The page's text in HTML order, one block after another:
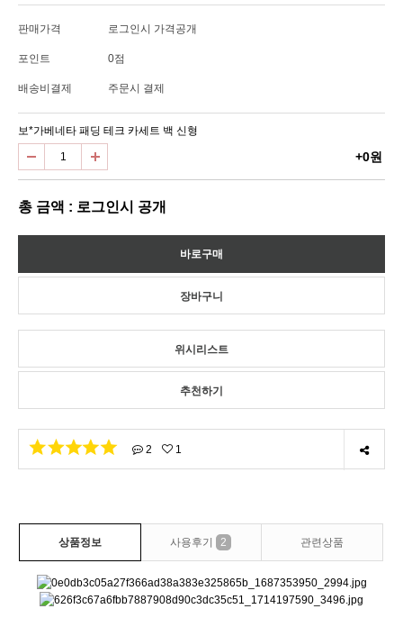
판매가격 로그인시 가격공개
포인트 0점
배송비결제 주문시 결제
보*가베네타 패딩 테크 카세트 백 신형
+0원
총 금액 : 로그인시 공개
위시리스트
추천하기
2 1
상품정보 사용후기 2 관련상품